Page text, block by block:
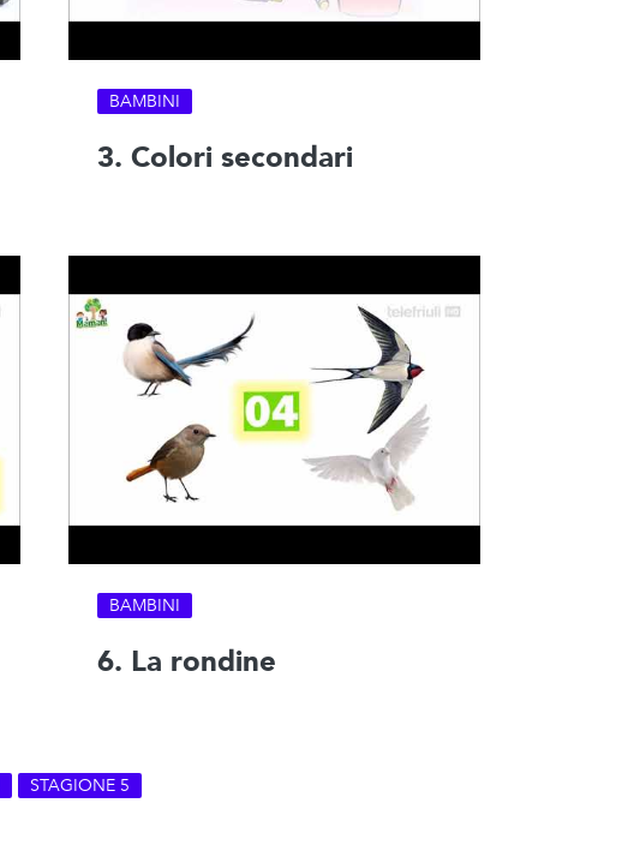
BAMBINI
3. Colori secondari
BAMBINI
6. La rondine
STAGIONE 5